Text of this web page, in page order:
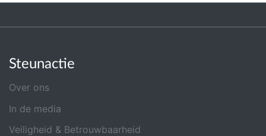
Steunactie
Over ons
In de media
Veiligheid & Betrouwbaarheid